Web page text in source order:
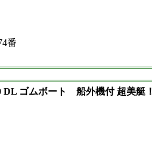
番
DL ゴムボート 船外機付 超美艇！